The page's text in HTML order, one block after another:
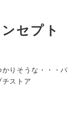
セプト
りそうな・・・パ
ストア